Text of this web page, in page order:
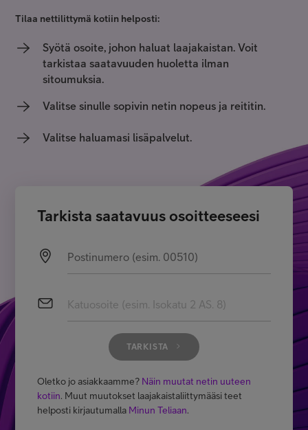
TV ja viihde
Asiakastuki
Tilaa nettilittymä kotiin helposti:
Syötä osoite, johon haluat laajakaistan. Voit
tarkistaa saatavuuden huoletta ilman
sitoumuksia.
Valitse sinulle sopivin netin nopeus ja reititin.
Valitse haluamasi lisäpalvelut.
Tarkista saatavuus osoitteeseesi
Postinumero (esim. 00510)
Katuosoite (esim. Isokatu 2 AS. 8)
TARKISTA
Oletko jo asiakkaamme? Näin muutat netin uuteen
kotiin. Muut muutokset laajakaistaliittymääsi teet
helposti kirjautumalla Minun Teliaan.